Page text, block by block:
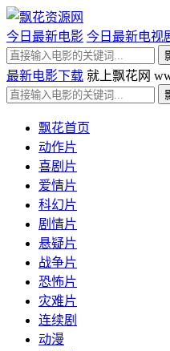
今日最新电影 今日最新电视
最新电影下载 就上飘花网
飘花首页
动作片
喜剧片
爱情片
科幻片
剧情片
悬疑片
战争片
恐怖片
灾难片
连续剧
动漫